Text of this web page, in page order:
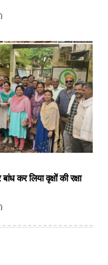
कर लिया वृक्षों की रक्षा